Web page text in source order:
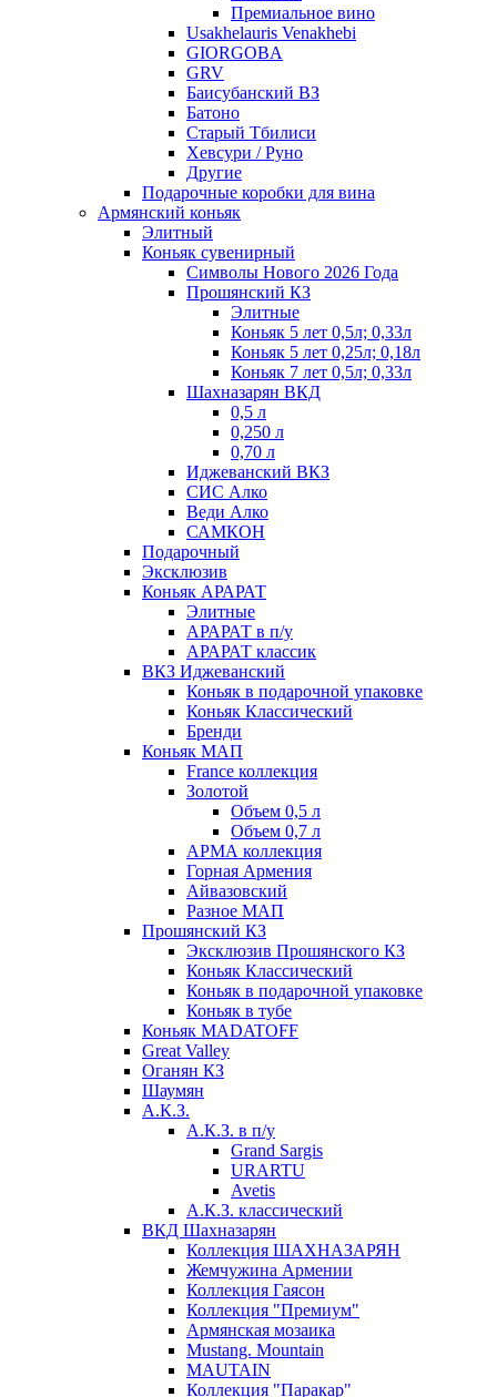
Премиальное вино
Usakhelauris Venakhebi
GIORGOBA
GRV
Баисубанский ВЗ
Батоно
Старый Тбилиси
Хевсури / Руно
Другие
Подарочные коробки для вина
Армянский коньяк
Элитный
Коньяк сувенирный
Символы Нового 2026 Года
Прошянский КЗ
Элитные
Коньяк 5 лет 0,5л; 0,33л
Коньяк 5 лет 0,25л; 0,18л
Коньяк 7 лет 0,5л; 0,33л
Шахназарян ВКД
0,5 л
0,250 л
0,70 л
Иджеванский ВКЗ
СИС Алко
Веди Алко
САМКОН
Подарочный
Эксклюзив
Коньяк АРАРАТ
Элитные
АРАРАТ в п/у
АРАРАТ классик
ВКЗ Иджеванский
Коньяк в подарочной упаковке
Коньяк Классический
Бренди
Коньяк МАП
France коллекция
Золотой
Объем 0,5 л
Объем 0,7 л
АРМА коллекция
Горная Армения
Айвазовский
Разное МАП
Прошянский КЗ
Эксклюзив Прошянского КЗ
Коньяк Классический
Коньяк в подарочной упаковке
Коньяк в тубе
Коньяк MADATOFF
Great Valley
Оганян КЗ
Шаумян
А.К.З.
А.К.З. в п/у
Grand Sargis
URARTU
Avetis
А.К.З. классический
ВКД Шахназарян
Коллекция ШАХНАЗАРЯН
Жемчужина Армении
Коллекция Гаясон
Коллекция "Премиум"
Армянская мозаика
Mustang. Mountain
MAUTAIN
Коллекция "Паракар"